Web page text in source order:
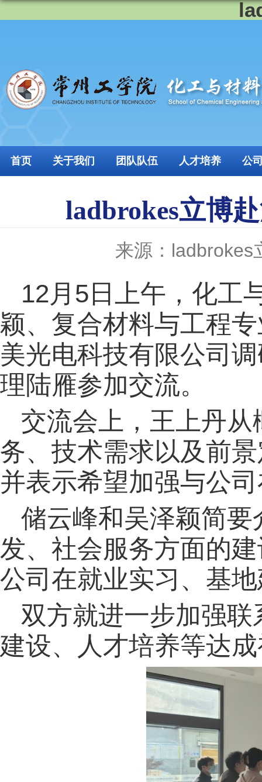
首页 关于我们 团队队伍 人才培养 公
ladbrokes立博
来源：ladbrokes
12月5日上午，化工
颖、复合材料与工程
美光电科技有限公司
理陆雁参加交流。
交流会上，王上丹
务、技术需求以及前
并表示希望加强与公
储云峰和吴泽颖简
发、社会服务方面的
公司在就业实习、基
双方就进一步加强
建设、人才培养等达